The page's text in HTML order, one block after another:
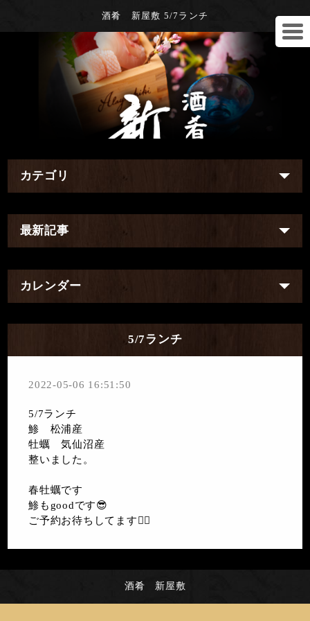
酒肴 新屋敷 5/7ランチ
カテゴリ
最新記事
カレンダー
5/7ランチ
2022-05-06 16:51:50
5/7ランチ
鯵 松浦産
牡蠣 気仙沼産
整いました。
春牡蠣です
鯵もgoodです😎
ご予約お待ちしてます🙇‍♀️
酒肴 新屋敷